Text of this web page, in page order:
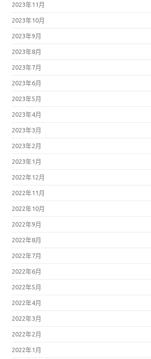
2023年11月
2023年10月
2023年9月
2023年8月
2023年7月
2023年6月
2023年5月
2023年4月
2023年3月
2023年2月
2023年1月
2022年12月
2022年11月
2022年10月
2022年9月
2022年8月
2022年7月
2022年6月
2022年5月
2022年4月
2022年3月
2022年2月
2022年1月